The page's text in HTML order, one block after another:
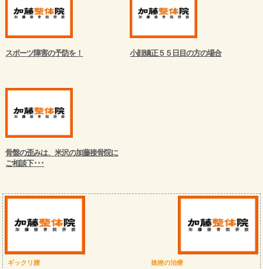
スポーツ障害の予防を！ 小顔矯正５５日目の方の場合
骨盤の歪みは、米沢の加藤接骨院に
ご相談下･･･
ギックリ腰 捻挫の治療